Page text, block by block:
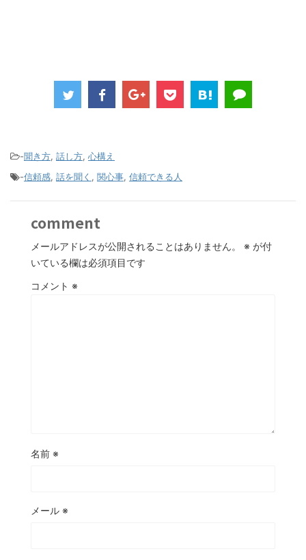
-聞き方, 話し方, 心構え
-信頼感, 話を聞く , 関心事, 信頼できる人
comment
メールアドレスが公開されることはありません。 ※ が付
いている欄は必須項目です
コメント ※
名前 ※
メール ※